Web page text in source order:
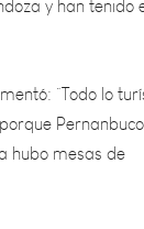
lo turístico
mesas de